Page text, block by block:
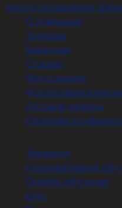
Место проведения
О компании
Тренеры
Вакансии
Отзывы
Фотогалерея
Фотографии
Договор оферты
Политика
Тренинги
Корпоративное
Онлайн обучение
Блог